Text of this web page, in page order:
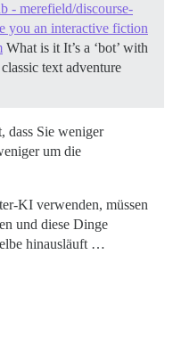
- merefield/discourse-
you an interactive fiction
What is it It’s a ‘bot’ with
text adventure
dass Sie weniger
um die
KI verwenden, müssen
und diese Dinge
hinausläuft …